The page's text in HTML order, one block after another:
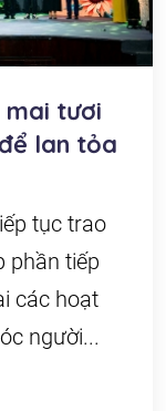
mai tươi
lan tỏa
tục trao
phần tiếp
các hoạt
người...